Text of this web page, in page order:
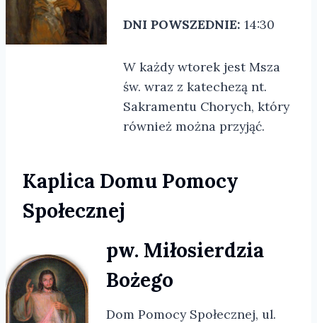
DNI POWSZEDNIE: 14:30
W każdy wtorek jest Msza
św. wraz z katechezą nt.
Sakramentu Chorych, który
również można przyjąć.
Kaplica Domu Pomocy
Społecznej
pw. Miłosierdzia
Bożego
Dom Pomocy Społecznej, ul.